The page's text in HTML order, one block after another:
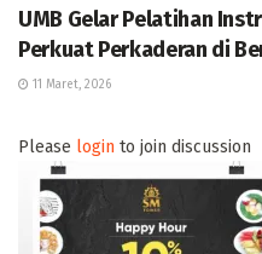
UMB Gelar Pelatihan
Perkuat Perkaderan di
11 Maret, 2026
Please login to join discussion